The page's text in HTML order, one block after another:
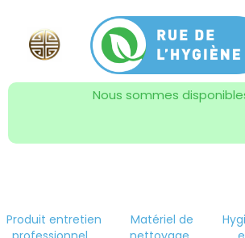
Nous sommes
Produit entretien
Matériel de